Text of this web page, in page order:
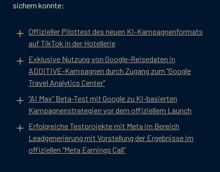
sichern konnte:
Offizieller Pilottest des neuen KI-Kampagnenformats
auf TikTok in der Hotellerie
Exklusive Nutzung von Google-Reisedaten in
ADDITIVE-Kampagnen durch Zugang zum "Google
Travel Analytics Center"
“AI Max” Beta-Test mit Google zu KI-basierten
Kampagnenstrategien vor dem offiziellem Launch
Erfolgreiche Testprojekte mit Meta im Bereich
Leadgenerierung mit Vorstellung der Ergebnisse im
offiziellen “Meta Earnings Call”